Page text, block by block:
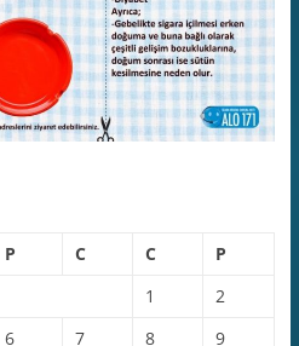
P C C
P
1
2
6 7 8 9